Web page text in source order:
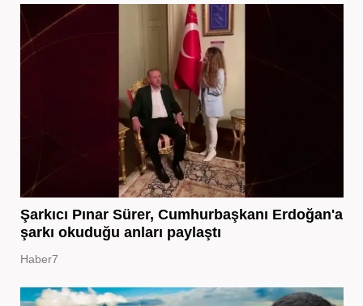
Şarkıcı Pınar Sürer, Cumhurbaşkanı Erdoğan'a
şarkı okuduğu anları paylaştı
Haber7